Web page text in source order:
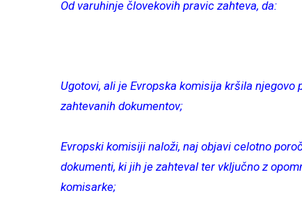
Od varuhinje človekovih pravic zahteva, da:
Ugotovi, ali je Evropska komisija kršila
zahtevanih dokumentov;
Evropski komisiji naloži, naj objavi celotno
dokumenti, ki jih je zahteval ter vključno z
komisarke;